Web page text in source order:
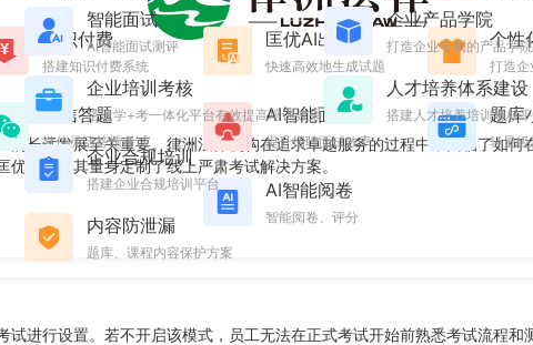
知识付费
搭建知识付费系统
微信答题
微信灵活答题考试
匡优AI出题
快速高效地生成试题
AI智能面试
提升招聘面试效率
AI智能阅卷
智能阅卷、评分
个性
打造企
题库
轻量级
智能面试
AI智能面试测评
企业培训考核
搭建学+考一体化平台有效提高培训效果
企业合规培训
搭建企业合规培训平台
内容防泄漏
题库、课程内容保护方案
企业产品学院
打造企业专属的产品学
人才培养体系建设
搭建人才培养培训考核
长远发展至关重要。律洲法律机构在追求卓越服务的过程中，面临了如
考试为其量身定制了线上严肃考试解决方案。
进行设置。若不开启该模式，员工无法在正式考试开始前熟悉考试流程和